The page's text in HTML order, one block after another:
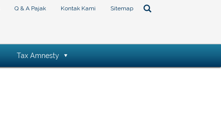
Q & A Pajak Kontak Kami Sitemap
Tax Amnesty